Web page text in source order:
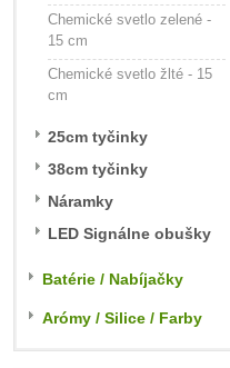
Chemické svetlo zelené -
15 cm
Chemické svetlo žlté - 15
cm
25cm tyčinky
38cm tyčinky
Náramky
LED Signálne obušky
Batérie / Nabíjačky
Arómy / Silice / Farby